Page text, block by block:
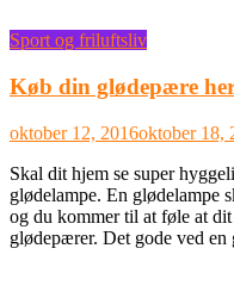
Sport og friluftsliv
Køb din glødepære
oktober 12, 2016oktober 18,
Skal dit hjem se super
glødelampe. En glødelampe
og du kommer til at føle at
glødepærer. Det gode ved